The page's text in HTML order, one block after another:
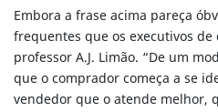
Embora a frase acima pareça
frequentes que os executivos
professor A.J. Limão. “De um
que o comprador começa a se
vendedor que o atende melhor,